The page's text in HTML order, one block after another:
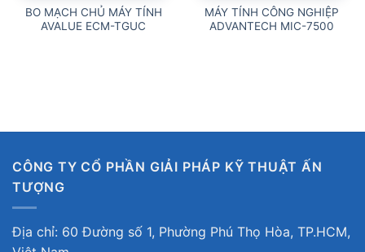
BO MẠCH CHỦ MÁY TÍNH
AVALUE ECM-TGUC
MÁY TÍNH CÔNG NGHIỆP
ADVANTECH MIC-7500
CÔNG TY CỔ PHẦN GIẢI PHÁP KỸ THUẬT ẤN
TƯỢNG
Địa chỉ: 60 Đường số 1, Phường Phú Thọ Hòa, TP.HCM,